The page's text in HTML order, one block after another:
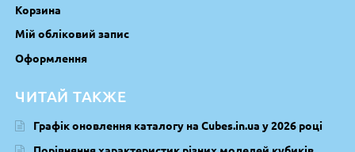
Корзина
Мій обліковий запис
Оформлення
ЧИТАЙ ТАКЖЕ
Графік оновлення каталогу на Cubes.in.ua у 2026 році